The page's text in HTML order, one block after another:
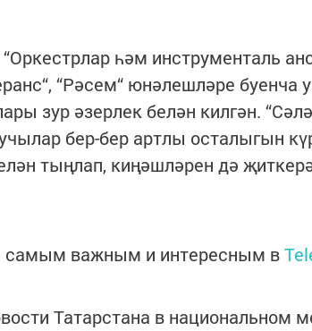
“Оркестрлар һәм инструменталь
“Рәсем“ юнәлешләре
зур әзерлек белән килгән.
бер-бер артлы осталыгын
тыңлап, киңәшләрен дә
самым важным и интересным в
Татарстана в национальном